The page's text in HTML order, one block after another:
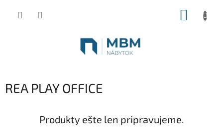
REA PLAY OFFICE
Produkty ešte len pripravujeme.